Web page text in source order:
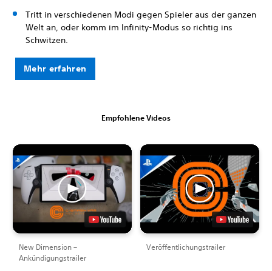
Tritt in verschiedenen Modi gegen Spieler aus der ganzen
Welt an, oder komm im Infinity-Modus so richtig ins
Schwitzen.
Mehr erfahren
Empfohlene Videos
New Dimension –
Ankündigungstrailer
Veröffentlichungstrailer